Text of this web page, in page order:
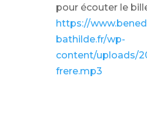
pour écouter le
https://
bathilde.fr/wp-
content/uploads/
frere.mp3